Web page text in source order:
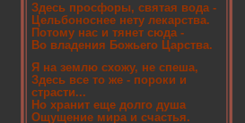
Здесь просфоры, святая вода -
Цельбоноснее нету лекарства.
Потому нас и тянет сюда -
Во владения Божьего Царства.
Я на землю схожу, не спеша,
Здесь все то же - пороки и
страсти...
Но хранит еще долго душа
Ощущение мира и счастья.